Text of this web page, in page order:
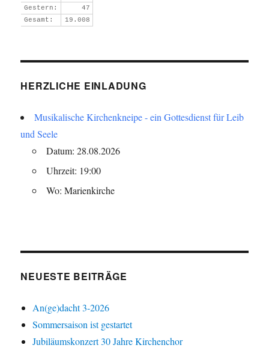
Gestern:
47
Gesamt:
19.008
HERZLICHE EINLADUNG
Musikalische Kirchenkneipe - ein Gottesdienst für Leib
und Seele
Datum: 28.08.2026
Uhrzeit: 19:00
Wo: Marienkirche
NEUESTE BEITRÄGE
An(ge)dacht 3-2026
Sommersaison ist gestartet
Jubiläumskonzert 30 Jahre Kirchenchor